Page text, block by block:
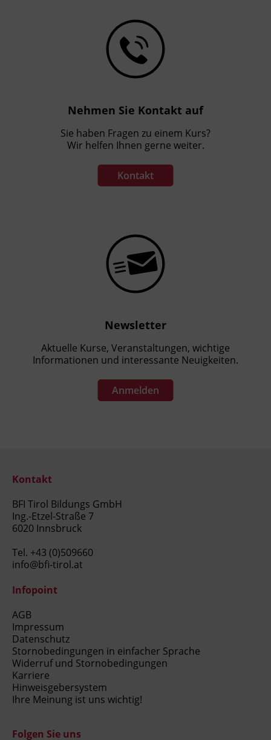
Nehmen Sie Kontakt auf
Sie haben Fragen zu einem Kurs?
Wir helfen Ihnen gerne weiter.
Kontakt
Newsletter
Aktuelle Kurse, Veranstaltungen, wichtige
Informationen und interessante Neuigkeiten.
Anmelden
Kontakt
BFI Tirol Bildungs GmbH
Ing.-Etzel-Straße 7
6020 Innsbruck
Tel. +43 (0)509660
info@bfi-tirol.at
Infopoint
AGB
Impressum
Datenschutz
Stornobedingungen in einfacher Sprache
Widerruf und Stornobedingungen
Karriere
Hinweisgebersystem
Ihre Meinung ist uns wichtig!
Folgen Sie uns